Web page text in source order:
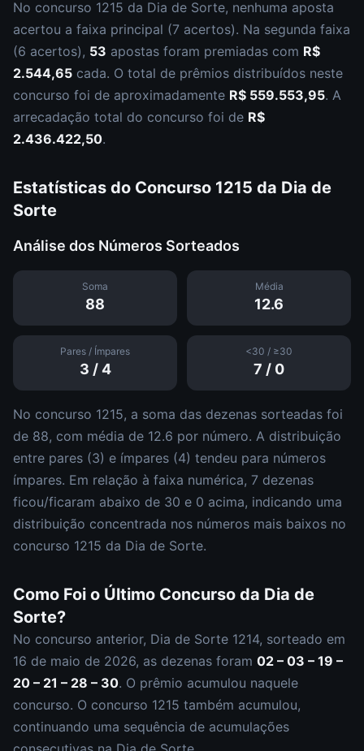
No concurso 1215 da Dia de Sorte, nenhuma aposta
acertou a faixa principal (7 acertos). Na segunda faixa
(6 acertos), 53 apostas foram premiadas com R$
2.544,65 cada. O total de prêmios distribuídos neste
concurso foi de aproximadamente R$ 559.553,95. A
arrecadação total do concurso foi de R$
2.436.422,50.
Estatísticas do Concurso 1215 da Dia de
Sorte
Análise dos Números Sorteados
Soma
88
Média
12.6
Pares / Ímpares
3 /4
<30 / ≥30
7 / 0
No concurso 1215, a soma das dezenas sorteadas foi
de 88, com média de 12.6 por número. A distribuição
entre pares (3) e ímpares (4) tendeu para números
ímpares. Em relação à faixa numérica, 7 dezenas
ficou/ficaram abaixo de 30 e 0 acima, indicando uma
distribuição concentrada nos números mais baixos no
concurso 1215 da Dia de Sorte.
Como Foi o Último Concurso da Dia de
Sorte?
No concurso anterior, Dia de Sorte 1214, sorteado em
16 de maio de 2026, as dezenas foram 02 – 03 – 19 –
20 – 21 – 28 – 30. O prêmio acumulou naquele
concurso. O concurso 1215 também acumulou,
continuando uma sequência de acumulações